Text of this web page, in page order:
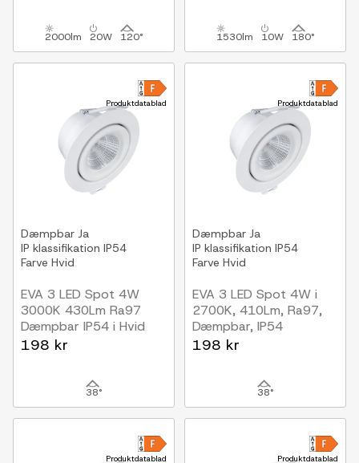
2000lm 20W 120° 1530lm 10W 180°
Produktdatablad
Dæmpbar Ja
IP klassifikation IP54
Farve Hvid
EVA 3 LED Spot 4W
3000K 430Lm Ra97
Dæmpbar IP54 i Hvid
(inde/Udendørs)
198 kr
38°
Produktdatablad
Dæmpbar Ja
IP klassifikation IP54
Farve Hvid
EVA 3 LED Spot 4W i
2700K, 410Lm, Ra97,
Dæmpbar, IP54
Hvid (inde/Udendørs)
198 kr
38°
Produktdatablad Produktdatablad